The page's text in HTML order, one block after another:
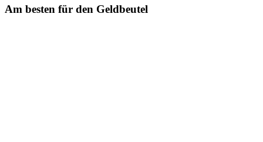
Am besten für den Geldbeutel